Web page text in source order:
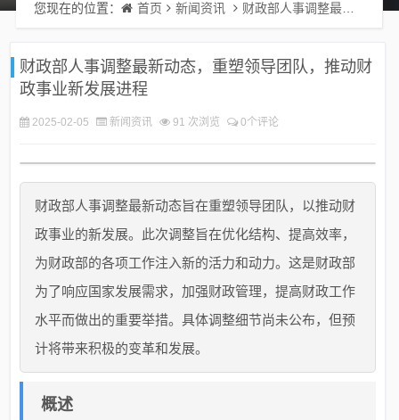
您现在的位置： 首页 新闻资讯 财政部人事调整最新动态，重塑领导团队，推动财政事业新发展进程
财政部人事调整最新动态，重塑领导团队，推动财
政事业新发展进程
2025-02-05 新闻资讯 91 次浏览 0个评论
财政部人事调整最新动态旨在重塑领导团队，以推动财
政事业的新发展。此次调整旨在优化结构、提高效率，
为财政部的各项工作注入新的活力和动力。这是财政部
为了响应国家发展需求，加强财政管理，提高财政工作
水平而做出的重要举措。具体调整细节尚未公布，但预
计将带来积极的变革和发展。
概述